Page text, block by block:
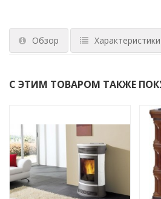
Обзор Характеристики
С ЭТИМ ТОВАРОМ ТАКЖЕ